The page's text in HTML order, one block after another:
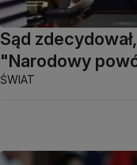
Sąd
"Narodowy
ŚWIAT